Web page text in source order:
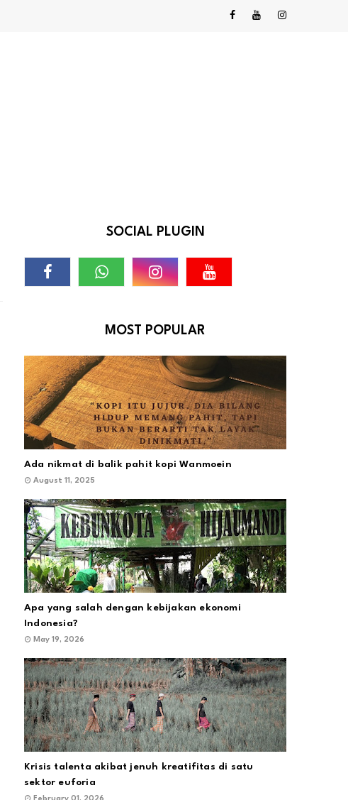
SOCIAL PLUGIN
MOST POPULAR
Ada nikmat di balik pahit kopi Wanmoein
August 11, 2025
Apa yang salah dengan kebijakan ekonomi
Indonesia?
May 19, 2026
Krisis talenta akibat jenuh kreatifitas di satu
sektor euforia